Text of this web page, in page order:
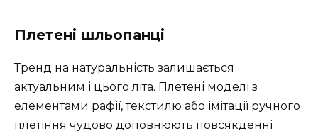
Плетені шльопанці
Тренд на натуральність залишається
актуальним і цього літа. Плетені моделі з
елементами рафії, текстилю або імітації ручного
плетіння чудово доповнюють повсякденні